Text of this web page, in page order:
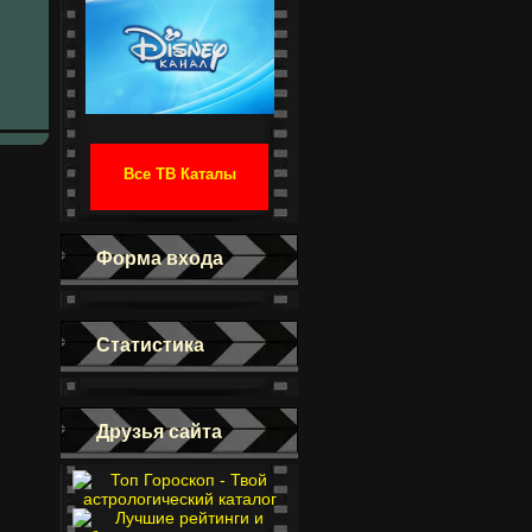
Все ТВ Каталы
Форма входа
Статистика
Друзья сайта